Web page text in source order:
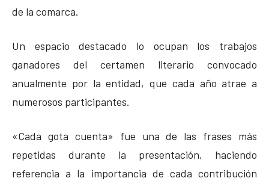
de la comarca.
Un espacio destacado lo ocupan los trabajos
ganadores del certamen literario convocado
anualmente por la entidad, que cada año atrae a
numerosos participantes.
«Cada gota cuenta» fue una de las frases más
repetidas durante la presentación, haciendo
referencia a la importancia de cada contribución